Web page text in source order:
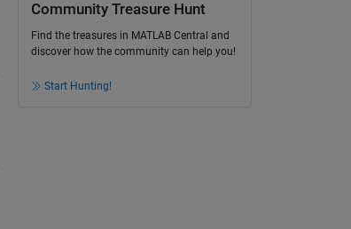
Community Treasure Hunt
Find the treasures in MATLAB Central and
discover how the community can help you!
Start Hunting!